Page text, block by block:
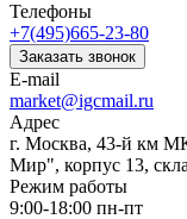
Телефоны
+7(495)665-23-80
Заказать звонок
E-mail
market@igcmail.ru
Адрес
г. Москва, 43-й км
Мир", корпус 13,
Режим работы
9:00-18:00 пн-пт